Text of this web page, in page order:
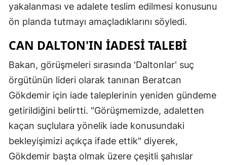
yakalanması ve adalete teslim edilmesi konusunu
ön planda tutmayı amaçladıklarını söyledi.
CAN DALTON'IN İADESI TALEBI
Bakan, görüşmeleri sırasında 'Daltonlar' suç
örgütünün lideri olarak tanınan Beratcan
Gökdemir için iade taleplerinin yeniden gündeme
getirildiğini belirtti. "Görüşmemizde, adaletten
kaçan suçlulara yönelik iade konusundaki
bekleyişimizi açıkça ifade ettik" diyerek,
Gökdemir başta olmak üzere çeşitli şahıslar